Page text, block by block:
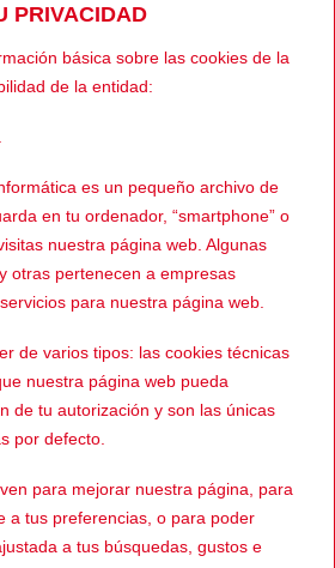
PRIVACIDAD
básica sobre las cookies de la
de la entidad:
es un pequeño archivo de
en tu ordenador, “smartphone” o
nuestra página web. Algunas
otras pertenecen a empresas
para nuestra página web.
de varios tipos: las cookies técnicas
nuestra página web pueda
de tu autorización y son las únicas
por defecto.
para mejorar nuestra página, para
a tus preferencias, o para poder
a tus búsquedas, gustos e
impermeable.
y 1 interno.
por solapa con botones.
en hombros y codos, bolsillo
-5%